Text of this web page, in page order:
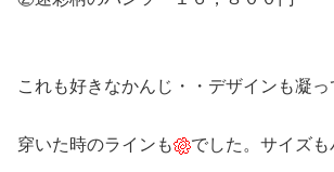
これも好きなかんじ・・デザインも凝っ
穿いた時のラインも でした。サイズも